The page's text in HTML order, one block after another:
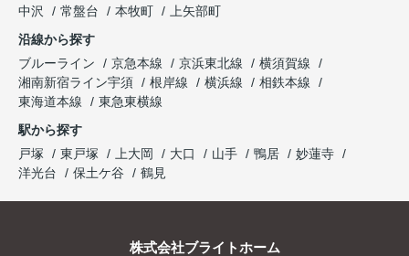
中沢
常盤台 本牧町
上矢部町
沿線から探す
ブルーライン
京急本線 京浜東北線
横須賀線
湘南新宿ライン宇須
根岸線 横浜線
相鉄本線
東海道本線
東急東横線
駅から探す
戸塚
東戸塚 上大岡 大口 山手 鴨居
妙蓮寺
洋光台
保土ケ谷 鶴見
株式会社ブライトホーム